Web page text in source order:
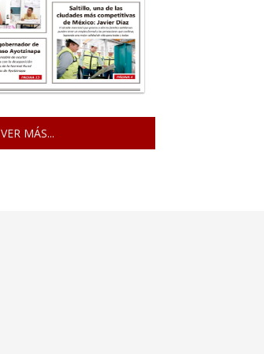
VER MÁS...